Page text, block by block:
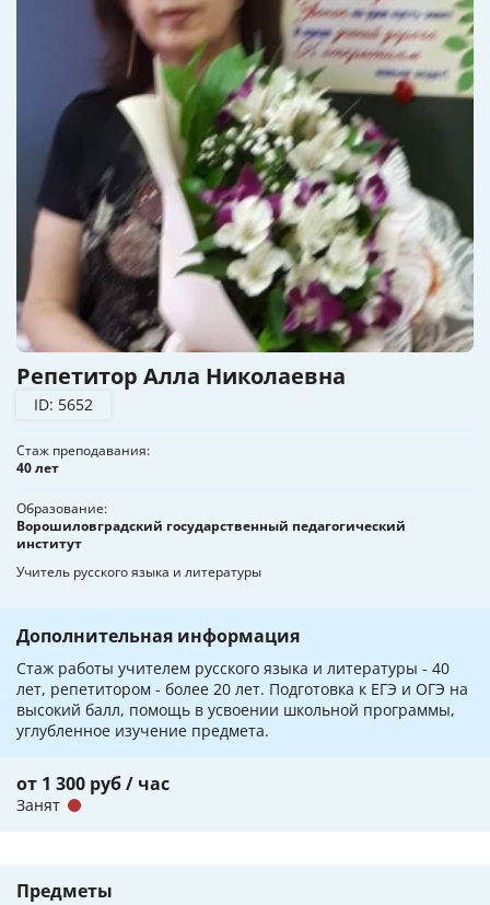
Репетитор Алла Николаевна
ID: 5652
Стаж преподавания
40 лет
Образование
Ворошиловградский государственный педагогический
институт
Учитель русского языка и литературы
Дополнительная информация
Стаж работы учителем русского языка и литературы - 40
лет, репетитором - более 20 лет. Подготовка к ЕГЭ и ОГЭ на
высокий балл, помощь в усвоении школьной программы,
углубленное изучение предмета.
от 1 300 руб / час
Занят
Предметы